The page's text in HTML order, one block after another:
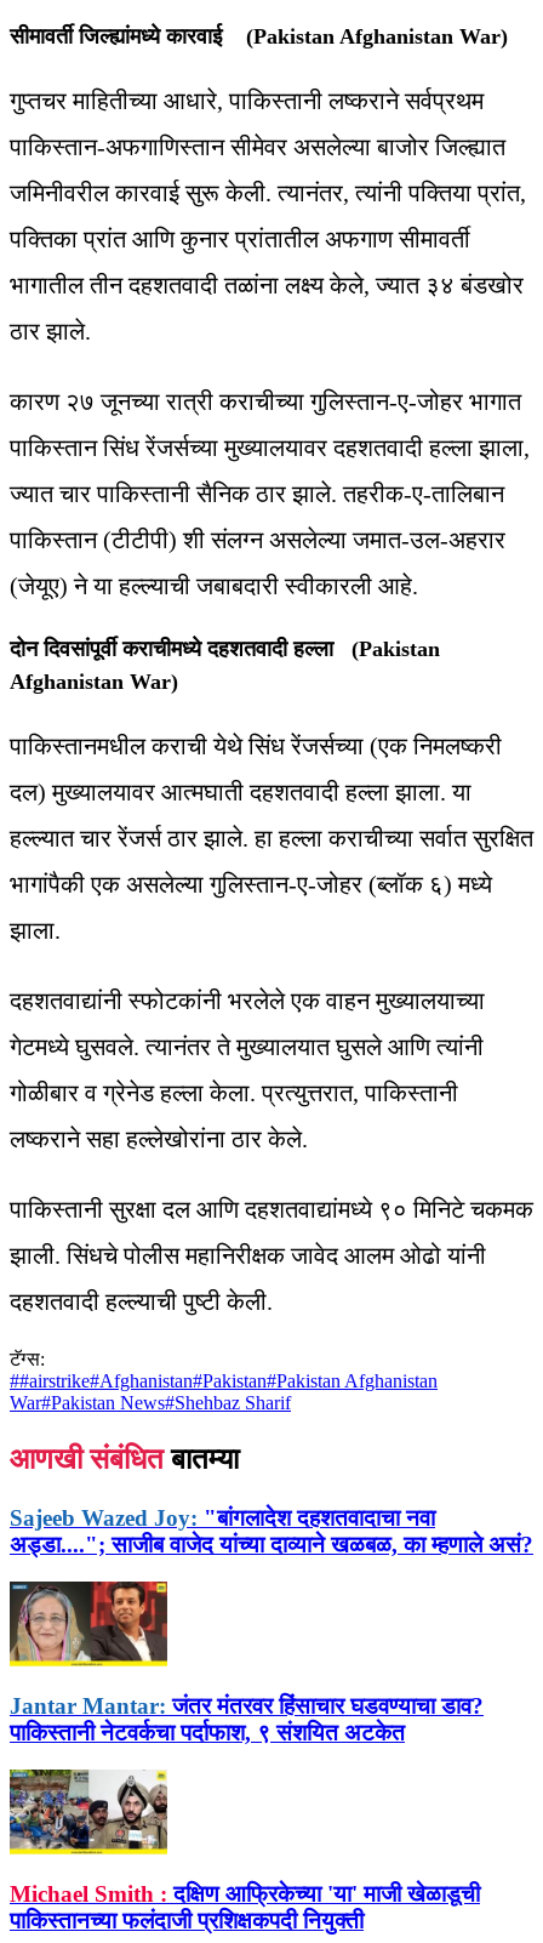
सीमावर्ती जिल्ह्यांमध्ये कारवाई (Pakistan Afghanistan War)
गुप्तचर माहितीच्या आधारे, पाकिस्तानी लष्कराने सर्वप्रथम
पाकिस्तान-अफगाणिस्तान सीमेवर असलेल्या बाजोर जिल्ह्यात
जमिनीवरील कारवाई सुरू केली. त्यानंतर, त्यांनी पक्तिया प्रांत,
पक्तिका प्रांत आणि कुनार प्रांतातील अफगाण सीमावर्ती
भागातील तीन दहशतवादी तळांना लक्ष्य केले, ज्यात ३४ बंडखोर
ठार झाले.
कारण २७ जूनच्या रात्री कराचीच्या गुलिस्तान-ए-जोहर भागात
पाकिस्तान सिंध रेंजर्सच्या मुख्यालयावर दहशतवादी हल्ला झाला,
ज्यात चार पाकिस्तानी सैनिक ठार झाले. तहरीक-ए-तालिबान
पाकिस्तान (टीटीपी) शी संलग्न असलेल्या जमात-उल-अहरार
(जेयूए) ने या हल्ल्याची जबाबदारी स्वीकारली आहे.
दोन दिवसांपूर्वी कराचीमध्ये दहशतवादी हल्ला (Pakistan
Afghanistan War)
पाकिस्तानमधील कराची येथे सिंध रेंजर्सच्या (एक निमलष्करी
दल) मुख्यालयावर आत्मघाती दहशतवादी हल्ला झाला. या
हल्ल्यात चार रेंजर्स ठार झाले. हा हल्ला कराचीच्या सर्वात सुरक्षित
भागांपैकी एक असलेल्या गुलिस्तान-ए-जोहर (ब्लॉक ६) मध्ये
झाला.
दहशतवाद्यांनी स्फोटकांनी भरलेले एक वाहन मुख्यालयाच्या
गेटमध्ये घुसवले. त्यानंतर ते मुख्यालयात घुसले आणि त्यांनी
गोळीबार व ग्रेनेड हल्ला केला. प्रत्युत्तरात, पाकिस्तानी
लष्कराने सहा हल्लेखोरांना ठार केले.
पाकिस्तानी सुरक्षा दल आणि दहशतवाद्यांमध्ये ९० मिनिटे चकमक
झाली. सिंधचे पोलीस महानिरीक्षक जावेद आलम ओढो यांनी
दहशतवादी हल्ल्याची पुष्टी केली.
टॅग्स:
##airstrike#Afghanistan#Pakistan#Pakistan Afghanistan
War#Pakistan News#Shehbaz Sharif
आणखी संबंधित बातम्या
Sajeeb Wazed Joy: "बांगलादेश दहशतवादाचा नवा
अड्डा...."; साजीब वाजेद यांच्या दाव्याने खळबळ, का म्हणाले असं?
Jantar Mantar: जंतर मंतरवर हिंसाचार घडवण्याचा डाव?
पाकिस्तानी नेटवर्कचा पर्दाफाश, ९ संशयित अटकेत
Michael Smith : दक्षिण आफ्रिकेच्या 'या' माजी खेळाडूची
पाकिस्तानच्या फलंदाजी प्रशिक्षकपदी नियुक्ती